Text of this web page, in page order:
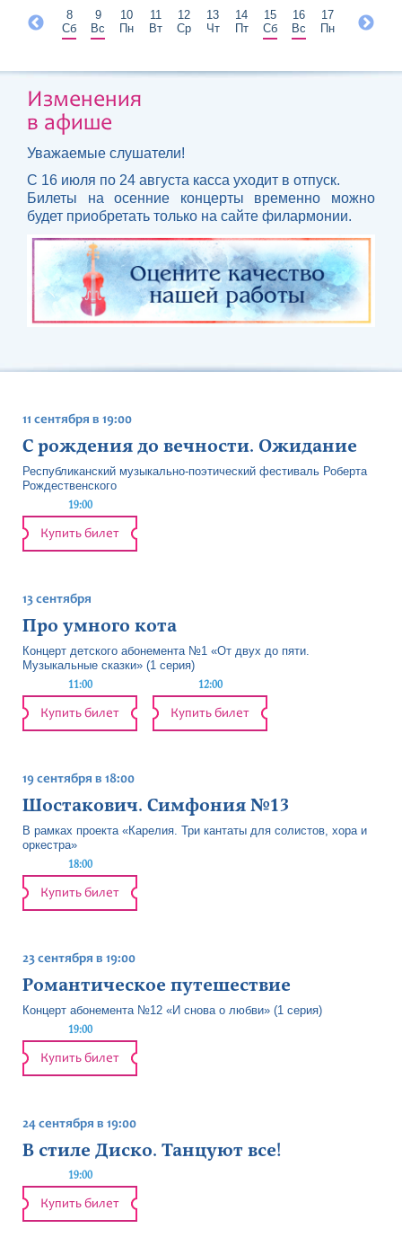
Контакты
7
Пт
8
Сб
9
Вс
10
Пн
11
Вт
12
Ср
13
Чт
14
Пт
15
Сб
16
Вс
17
Пн
18
Вт
Изменения
в афише
Уважаемые слушатели!
С 16 июля по 24 августа касса уходит в отпуск.
Билеты на осенние концерты временно можно
будет приобретать только на сайте филармонии.
11 сентября в 19:00
С рождения до вечности. Ожидание
Республиканский музыкально-поэтический фестиваль Роберта
Рождественского
19:00
Купить билет
13 сентября
Про умного кота
Концерт детского абонемента №1 «От двух до пяти.
Музыкальные сказки» (1 серия)
11:00
Купить билет
12:00
Купить билет
19 сентября в 18:00
Шостакович. Симфония №13
В рамках проекта «Карелия. Три кантаты для солистов, хора и
оркестра»
18:00
Купить билет
23 сентября в 19:00
Романтическое путешествие
Концерт абонемента №12 «И снова о любви» (1 серия)
19:00
Купить билет
24 сентября в 19:00
В стиле Диско. Танцуют все!
19:00
Купить билет